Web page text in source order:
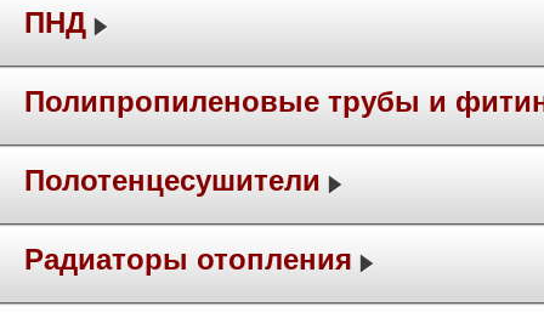
ПНД
Полипропиленовые трубы и
Полотенцесушители
Радиаторы отопления